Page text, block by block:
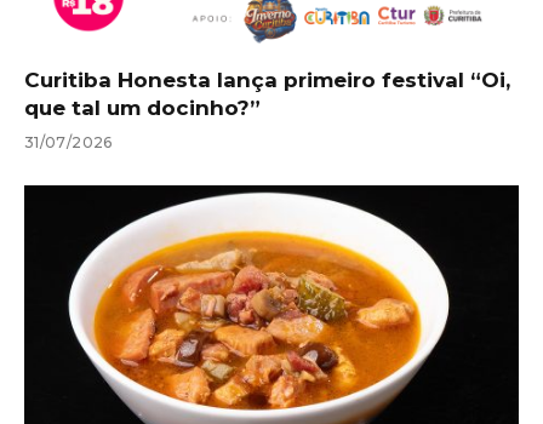
Curitiba Honesta lança primeiro festival “Oi,
que tal um docinho?”
31/07/2026